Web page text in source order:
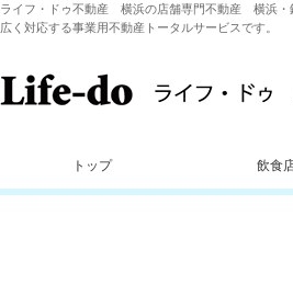
ライフ・ドゥ不動産 横浜の店舗専門不動産 横浜・
広く対応する事業用不動産トータルサービスです。
トップ 飲食